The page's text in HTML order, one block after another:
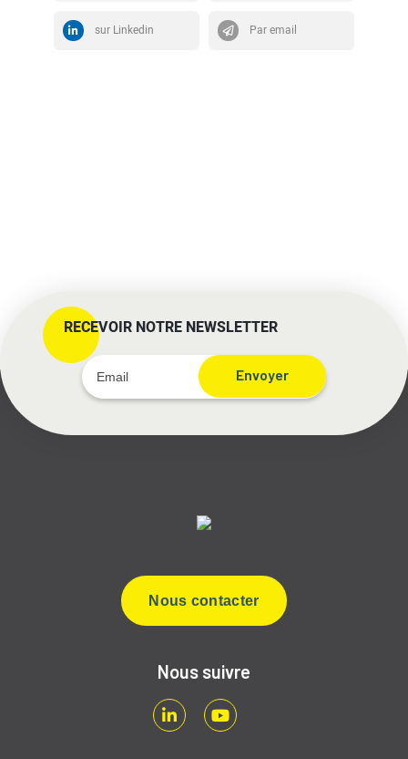
sur Linkedin Par email
RECEVOIR NOTRE NEWSLETTER
Envoyer
Nous contacter
Nous suivre
LinkedInYoutube